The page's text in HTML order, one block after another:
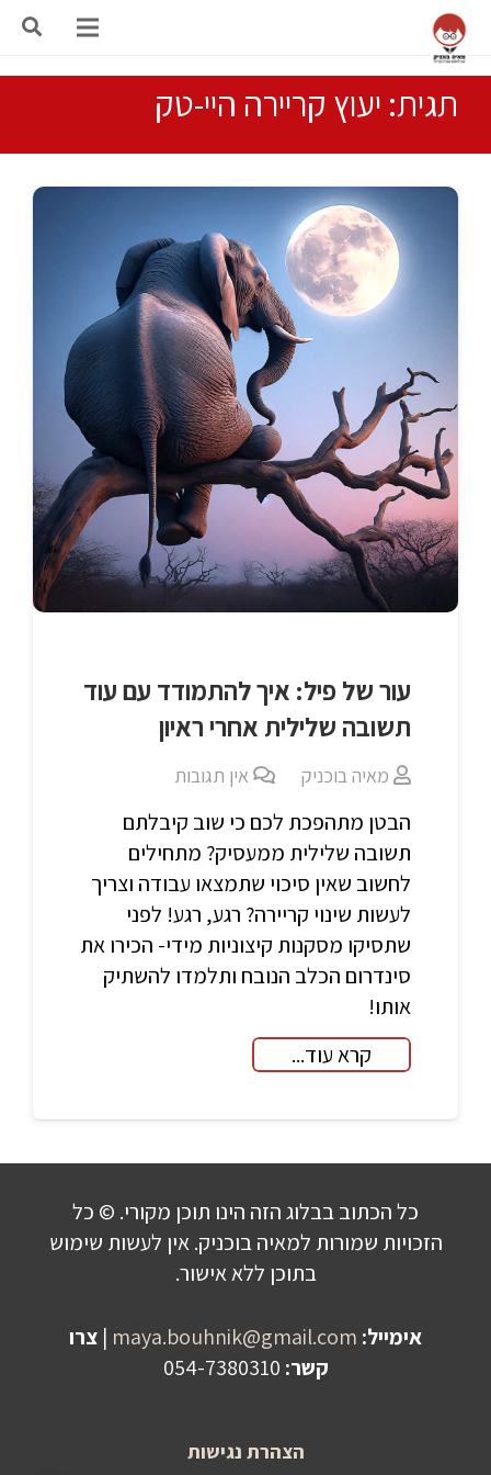
תגית: יעוץ קריירה היי-טק
עור של פיל: איך להתמודד עם עוד
תשובה שלילית אחרי ראיון
מאיה בוכניק אין תגובות
הבטן מתהפכת לכם כי שוב קיבלתם
תשובה שלילית ממעסיק? מתחילים
לחשוב שאין סיכוי שתמצאו עבודה וצריך
לעשות שינוי קריירה? רגע, רגע! לפני
שתסיקו מסקנות קיצוניות מידי- הכירו את
סינדרום הכלב הנובח ותלמדו להשתיק
אותו!
קרא עוד...
כל הכתוב בבלוג הזה הינו תוכן מקורי. © כל
הזכויות שמורות למאיה בוכניק. אין לעשות שימוש
בתוכן ללא אישור.
אימייל: maya.bouhnik@gmail.com
| צרו
קשר:
הצהרת נגישות